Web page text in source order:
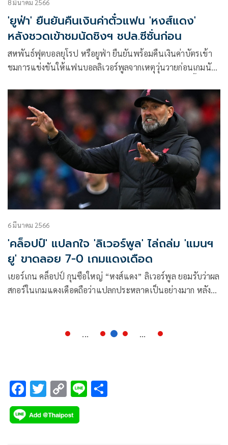
8 มีนาคม 2566
'ยูฟ่า' ยืนยันคืนเงินค่าตั๋วแฟน 'หงส์แดง'
หลังชวดเข้าชมนัดชิงฯ ชปล.ซีซั่นก่อน
สหพันธ์ฟุตบอลยุโรป หรือยูฟ่า ยืนยันพร้อมคืนเงินค่าบัตรเข้า
ชมการแข่งขันให้แฟนบอลลิเวอร์พูลจากเหตุวุ่นวายก่อนเกมนัด
6 มีนาคม 2566
'คล็อปป์' แปลกใจ 'ลิเวอร์พูล' ไล่ถล่ม 'แมนฯ
ยู' ขาดลอย 7-0 เกมแดงเดือด
เยอร์เกน คล็อปป์ กุนซือใหญ่ “หงส์แดง” ลิเวอร์พูล ยอมรับว่าผล
สกอร์ในเกมแดงเดือดถือว่าแปลกประหลาดเป็นอย่างมาก หลัง
... ...
F
ac
e
T
wi
tt
C
o
p
Li